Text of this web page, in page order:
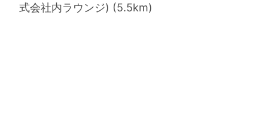
式会社内ラウンジ) (5.5km)